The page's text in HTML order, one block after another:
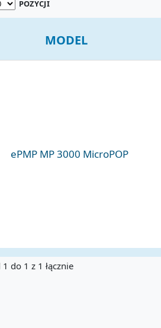
POZYCJI
MODEL
ePMP MP 3000 MicroPOP
do 1 z 1 łącznie